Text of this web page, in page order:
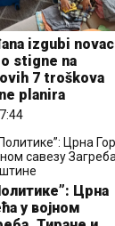
izgubi novac
stigne na
7 troškova
planira
Црна
у војном